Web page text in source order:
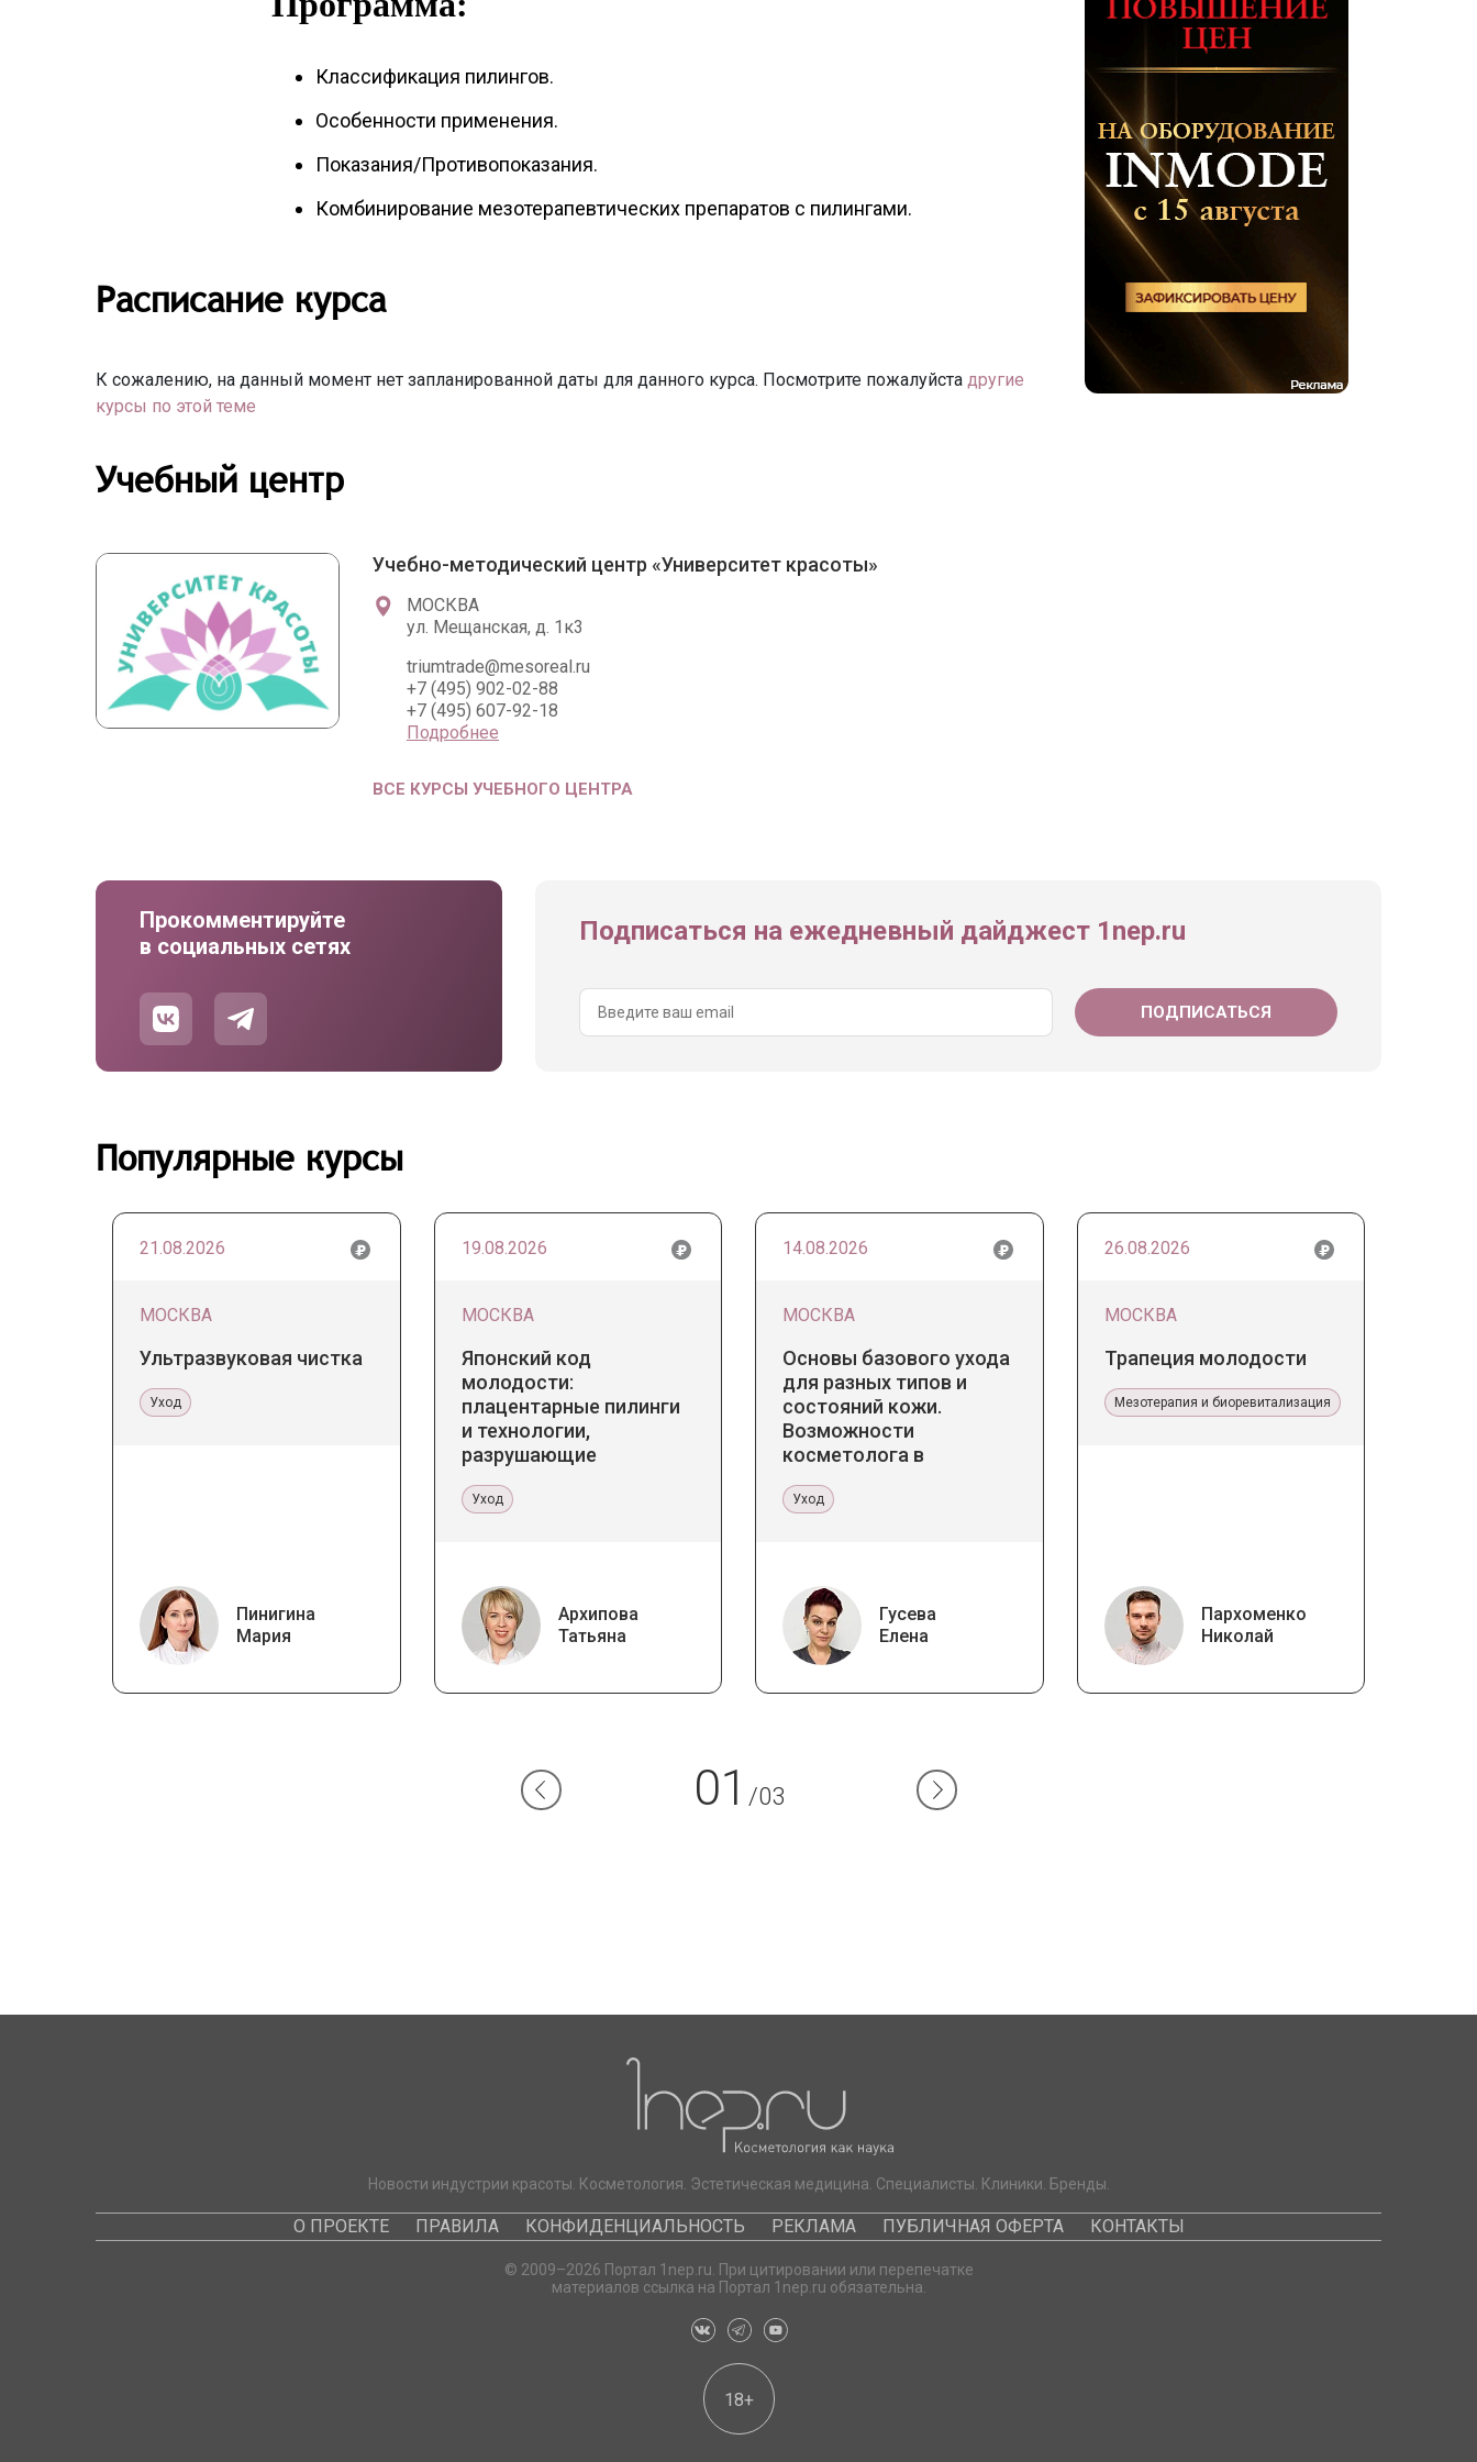
Классификация пилингов.
Особенности применения.
Показания/Противопоказания.
Комбинирование мезотерапевтических препаратов с пилингами.
Расписание курса
К сожалению, на данный момент нет запланированной даты для данного курса. Посмотрите пожалуйста другие
курсы по этой теме
Учебный центр
Учебно-методический центр «Университет красоты»
МОСКВА
ул. Мещанская, д. 1к3
triumtrade@mesoreal.ru
+7 (495) 902-02-88
+7 (495) 607-92-18
Подробнее
ВСЕ КУРСЫ УЧЕБНОГО ЦЕНТРА
Прокомментируйте
в социальных сетях
Подписаться на ежедневный дайджест 1nep.ru
Популярные курсы
21.08.2026
МОСКВА
Ультразвуковая чистка
Уход
Пинигина
Мария
19.08.2026
МОСКВА
Японский код
молодости:
плацентарные пилинги
и технологии,
разрушающие
Уход
Архипова
Татьяна
14.08.2026
МОСКВА
Основы базового ухода
для разных типов и
состояний кожи.
Возможности
косметолога в
Уход
Гусева
Елена
26.08.2026
МОСКВА
Трапеция молодости
Мезотерапия и биоревитализация
Пархоменко
Николай
01 /03
Новости индустрии красоты. Косметология. Эстетическая медицина. Специалисты. Клиники. Бренды.
О ПРОЕКТЕ ПРАВИЛА КОНФИДЕНЦИАЛЬНОСТЬ РЕКЛАМА ПУБЛИЧНАЯ ОФЕРТА КОНТАКТЫ
© 2009–2026 Портал 1nep.ru. При цитировании или перепечатке
материалов ссылка на Портал 1nep.ru обязательна.
18+